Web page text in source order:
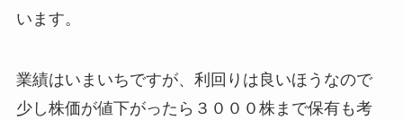
います。
業績はいまいちですが、利回りは良いほうなので
少し株価が値下がったら３０００株まで保有も考